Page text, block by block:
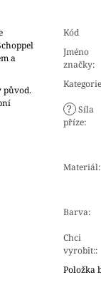
a
původ.
Kód
Jméno
značky:
Kategorie
? Síla
příze:
Materiál:
Barva:
Chci
vyrobit::
Položka